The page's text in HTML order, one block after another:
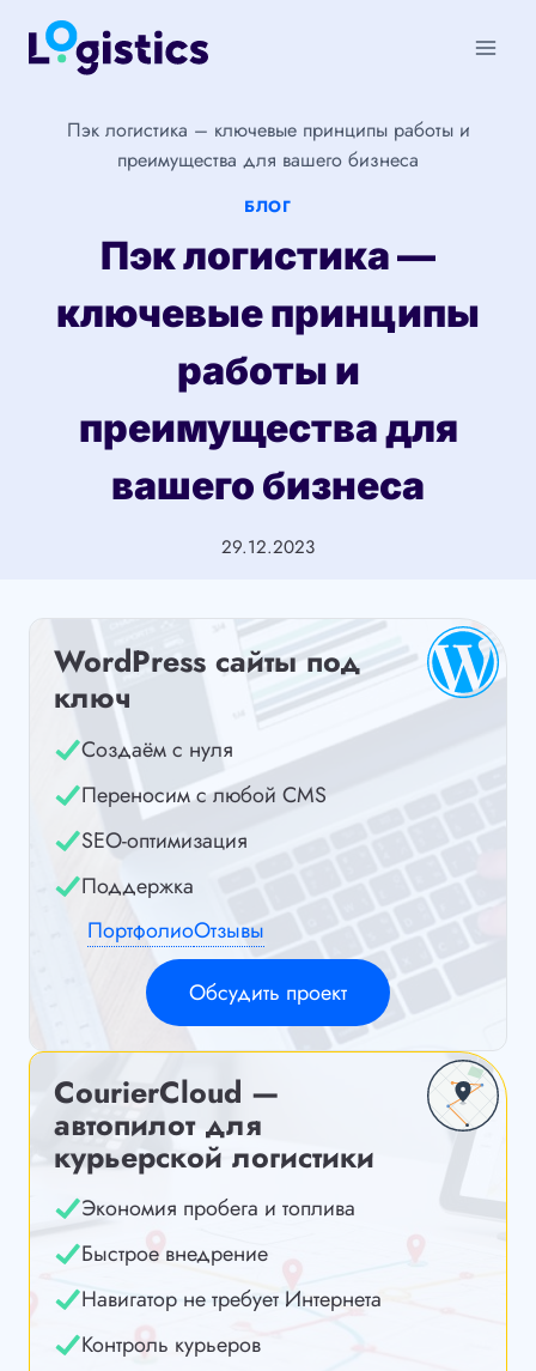
Перейти
Пэк логистика – ключевые принципы работы и
преимущества для вашего бизнеса
БЛОГ
Пэк логистика —
ключевые принципы
работы и
преимущества для
вашего бизнеса
29.12.2023
WordPress сайты под
ключ
Создаём с нуля
Переносим с любой CMS
SEO-оптимизация
Поддержка
ПортфолиоОтзывы
Обсудить проект
CourierCloud —
автопилот для
курьерской логистики
Экономия пробега и топлива
Быстрое внедрение
Навигатор не требует Интернета
Контроль курьеров